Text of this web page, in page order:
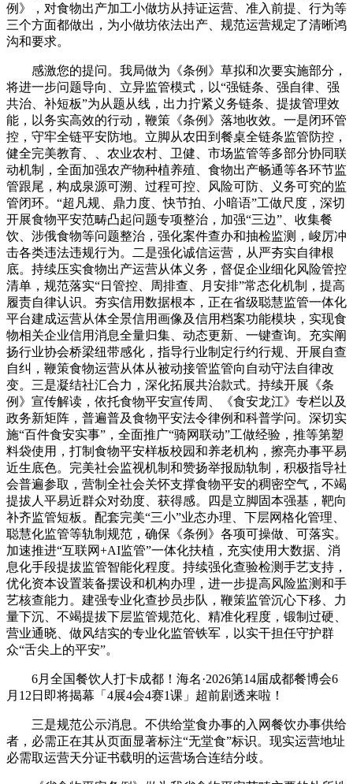
例》，对食物出产加工小做坊从持证运营、准入前提、行为等
三个方面都做出，为小做坊依法出产、规范运营规定了清晰鸿
沟和要求。
感激您的提问。我局做为《条例》草拟和次要实施部分，
将进一步问题导向、立异监管模式，以“强链条、强自律、强
共治、补短板”为从题从线，出力拧紧义务链条、提拔管理效
能，以务实高效的行动，鞭策《条例》落地收效。一是闭环管
控，守牢全链平安防地。立脚从农田到餐桌全链条监管防控，
健全完美教育、、农业农村、卫健、市场监管等多部分协同联
动机制，全面加强农产物种植养殖、食物出产畅通等各环节监
管跟尾，构成泉源可溯、过程可控、风险可防、义务可究的监
管闭环。“超凡规、鼎力度、快节拍、小暗语”工做尺度，深切
开展食物平安范畴凸起问题专项整治，加强“三边”、收集餐
饮、涉俄食物等问题整治，强化案件查办和抽检监测，峻厉冲
击各类违法违规行为。二是强化诚信运营，从严夯实自律根
底。持续压实食物出产运营从体义务，督促企业细化风险管控
清单，规范落实“日管控、周排查、月安排”常态化机制，提高
履责自律认识。夯实信用数据根本，正在省级聪慧监管一体化
平台建成运营从体全景信用画像及信用档案功能模块，实现食
物相关企业信用消息全量归集、动态更新、一键查询。充实阐
扬行业协会桥梁纽带感化，指导行业制定行约行规、开展自查
自纠，鞭策食物运营从体从被动接管监管向自动守法自律改
变。三是凝结社汇合力，深化拓展共治款式。持续开展《条
例》宣传解读，依托食物平安宣传周、《食安龙江》专栏以及
政务新矩阵，普遍普及食物平安法令律例和科普学问。深切实
施“百件食安实事”，全面推广“骑网联动”工做经验，推等第塑
料袋使用，打制食物平安样板校园和养老机构，擦亮办事平易
近生底色。完美社会监视机制和赞扬举报励轨制，积极指导社
会普遍参取，营制全社会关怀支撑食物平安的稠密空气，不竭
提拔人平易近群众对劲度、获得感。四是立脚固本强基，靶向
补齐监管短板。配套完美“三小”业态办理、下层网格化管理、
聪慧化监管等轨制规范，确保《条例》各项可操做、可落实。
加速推进“互联网+AI监管”一体化扶植，充实使用大数据、消
息化手段提拔监管智能化程度。持续强化查验检测手艺支持，
优化资本设置装备摆设和机构办理，进一步提高风险监测和手
艺核查能力。建强专业化查抄员步队，鞭策监管沉心下移、力
量下沉、不竭提拔下层监管规范化、精准化程度，锻制过硬、
营业通晓、做风结实的专业化监管铁军，以实干担任守护群
众“舌尖上的平安”。
6月全国餐饮人打卡成都！海名·2026第14届成都餐博会6
月12日即将揭幕「4展4会4赛1课」超前剧透来啦！
三是规范公示消息。不供给堂食办事的入网餐饮办事供给
者，必需正在其从页面显著标注“无堂食”标识。现实运营地址
必需取运营天分证书载明的运营场合连结分歧。